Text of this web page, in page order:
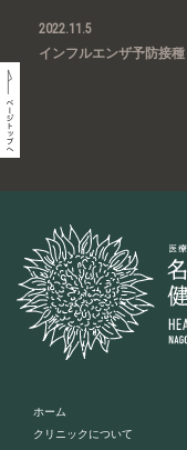
2022.11.5
インフルエンザ予防接種
ホーム
クリニックについて